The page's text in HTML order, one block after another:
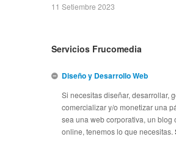
11 Setiembre 2023
Servicios Frucomedia
Diseño y Desarrollo Web
Si necesitas diseñar, desarrollar,
comercializar y/o monetizar una
sea una web corporativa, un blog
online, tenemos lo que necesitas.